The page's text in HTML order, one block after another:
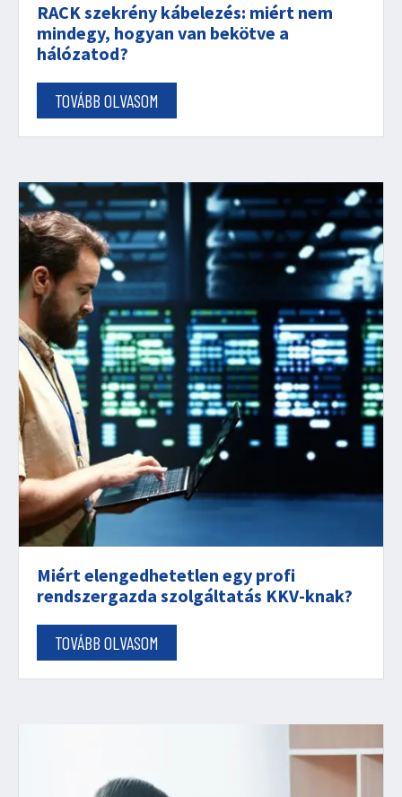
RACK szekrény kábelezés: miért nem
mindegy, hogyan van bekötve a
hálózatod?
TOVÁBB OLVASOM
Miért elengedhetetlen egy profi
rendszergazda szolgáltatás KKV-knak?
TOVÁBB OLVASOM